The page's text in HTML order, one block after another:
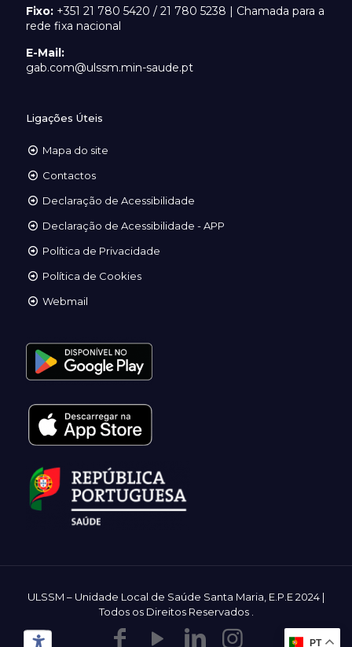
Fixo: +351 21 780 5420 / 21 780 5238 | Chamada para a
rede fixa nacional
E-Mail:
gab.com@ulssm.min-saude.pt
Ligações Úteis
Mapa do site
Contactos
Declaração de Acessibilidade
Declaração de Acessibilidade - APP
Política de Privacidade
Política de Cookies
Webmail
ULSSM – Unidade Local de Saúde Santa Maria, E.P.E 2024 |
Todos os Direitos Reservados .
PT